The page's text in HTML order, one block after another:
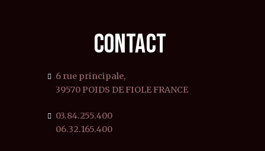
CONTACT
6 rue principale,
39570 POIDS DE FIOLE FRANCE
03.84.255.400
06.32.165.400